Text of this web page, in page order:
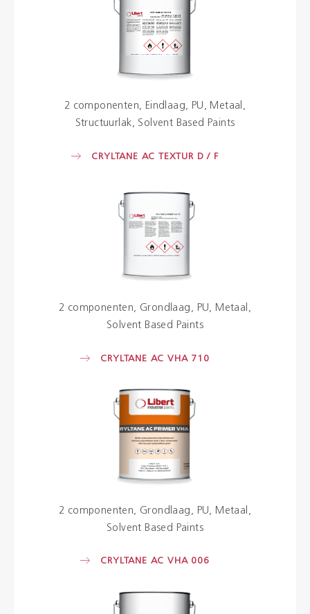
2 componenten Eindlaag PU
Metaal
Structuurlak
Solvent Based Paints
CRYLTANE AC TEXTUR D / F
2 componenten Grondlaag PU
Metaal
Solvent Based Paints
CRYLTANE AC VHA 710
2 componenten Grondlaag PU
Metaal
Solvent Based Paints
CRYLTANE AC VHA 006